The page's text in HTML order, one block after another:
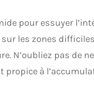
pour essuyer
les zones
N’oubliez pas de
propice à